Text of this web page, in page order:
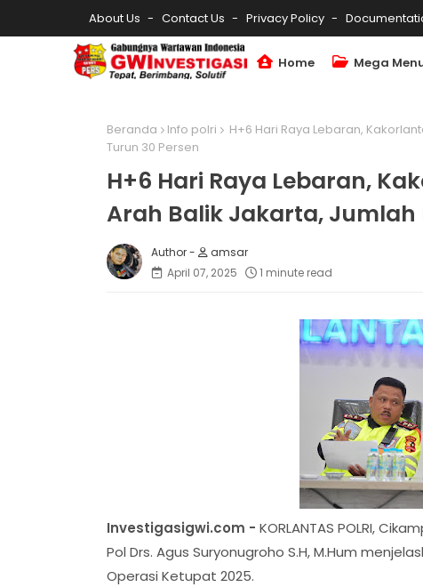
About Us Contact Us Privacy Policy
Home Mega
Beranda Info polri
H+6 Hari Raya Lebaran,
Turun 30 Persen
H+6 Hari Raya Lebaran,
Arah Balik Jakarta, Jumlah
amsar
April 07, 2025
1 minute read
Investigasigwi.com - KORLANTAS POLRI,
Pol Drs. Agus Suryonugroho S.H, M.Hum
Operasi Ketupat 2025.